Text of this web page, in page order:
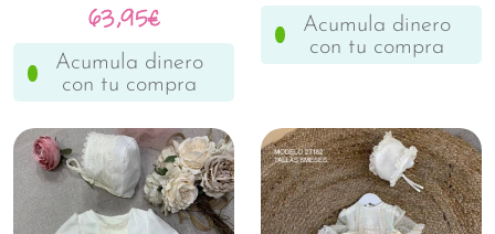
63,95€
Acumula dinero
con tu compra
Acumula dinero
con tu compra